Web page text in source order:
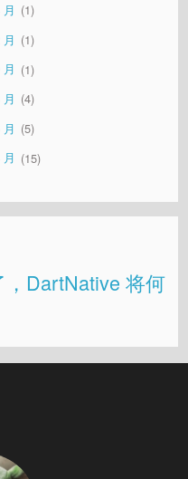
1
1
1
4
5
15
DartNative 将何